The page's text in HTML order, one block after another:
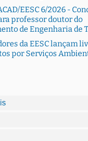
EESC 6/2026 -
professor doutor do
de Engenharia de
da EESC lançam
por Serviços